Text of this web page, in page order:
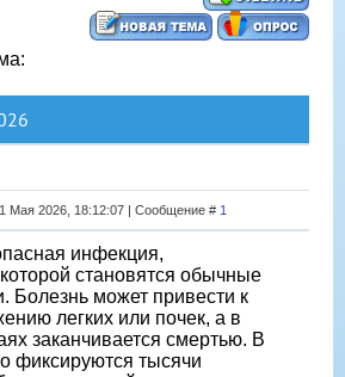
Мая 2026, 18:12:07 | Сообщение # 1
инфекция,
становятся обычные
Болезнь может привести к
легких или почек, а в
заканчивается смертью. В
фиксируются тысячи